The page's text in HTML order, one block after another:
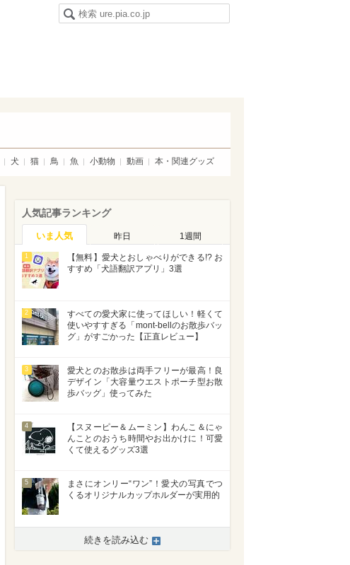
犬 猫 鳥 魚 小動物 動画 本・関連グッズ
人気記事ランキング
いま人気 昨日 1週間
1
【無料】愛犬とおしゃべりができる!? お
すすめ「犬語翻訳アプリ」3選
2
すべての愛犬家に使ってほしい！軽くて
使いやすすぎる「mont-bellのお散歩バッ
グ」がすごかった【正直レビュー】
3
愛犬とのお散歩は両手フリーが最高！良
デザイン「大容量ウエストポーチ型お散
歩バッグ」使ってみた
4
【スヌーピー＆ムーミン】わんこ＆にゃ
んことのおうち時間やお出かけに！可愛
くて使えるグッズ3選
5
まさにオンリー“ワン”！愛犬の写真でつ
くるオリジナルカップホルダーが実用的
続きを読み込む